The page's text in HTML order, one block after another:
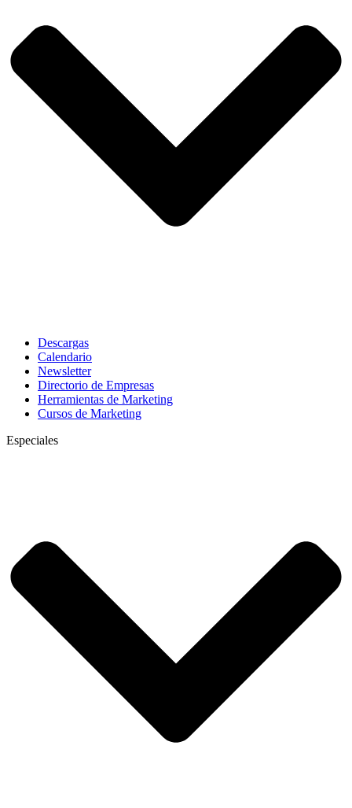
Descargas
Calendario
Newsletter
Directorio de Empresas
Herramientas de Marketing
Cursos de Marketing
Especiales